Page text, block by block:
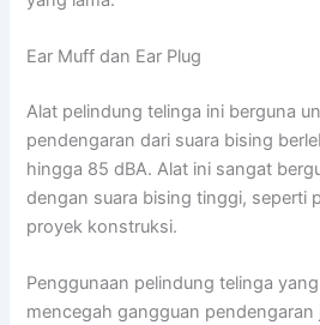
Ear Muff dan Ear Plug
Alat pelindung telinga ini berguna
pendengaran dari suara bising
hingga 85 dBA. Alat ini sangat
dengan suara bising tinggi, seperti
proyek konstruksi.
Penggunaan pelindung telinga
mencegah gangguan pendengaran